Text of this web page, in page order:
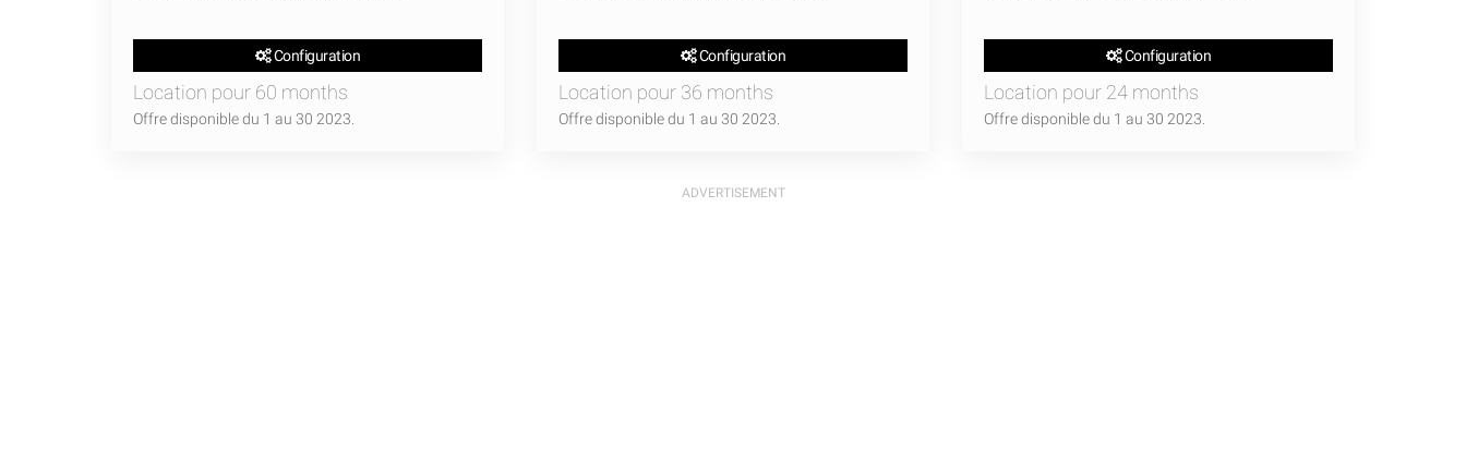
Configuration
Location pour 60 months
Offre disponible du 1 au 30 2023.
Configuration
Location pour 36 months
Offre disponible du 1 au 30 2023.
Configuration
Location pour 24 months
Offre disponible du 1 au 30 2023.